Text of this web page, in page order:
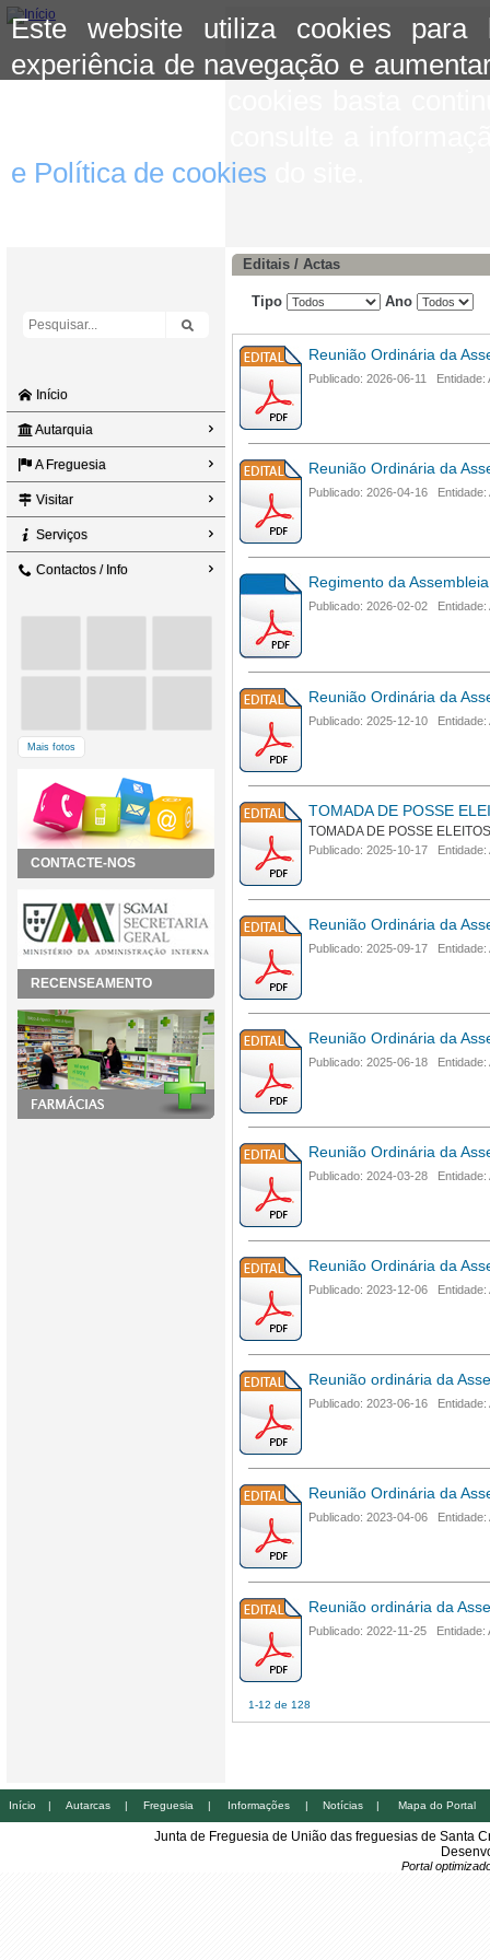
Este website utiliza cookies para
experiência de navegação e
e Política de cookies
Início
Autarquia
A Freguesia
Visitar
Serviços
Contactos / Info
Mais fotos
CONTACTE-NOS
RECENSEAMENTO
Editais / Actas
Tipo Ano
Reunião Ordinária da
Publicado: 2026-06-11 Entidade:
Reunião Ordinária da
Publicado: 2026-04-16 Entidade:
Regimento da
Publicado: 2026-02-02 Entidade:
Reunião Ordinária da
Publicado: 2025-12-10 Entidade:
TOMADA DE POSSE
TOMADA DE POSSE
Publicado: 2025-10-17 Entidade:
Reunião Ordinária da
Publicado: 2025-09-17 Entidade:
Reunião Ordinária da
Publicado: 2025-06-18 Entidade:
Reunião Ordinária da
Publicado: 2024-03-28 Entidade:
Reunião Ordinária da
Publicado: 2023-12-06 Entidade:
Reunião ordinária da
Publicado: 2023-06-16 Entidade:
Reunião Ordinária da
Publicado: 2023-04-06 Entidade:
Reunião ordinária da
Publicado: 2022-11-25 Entidade:
1-12 de 128
Início | Autarcas | Freguesia | Informações | Notícias | Mapa do Portal
Junta de Freguesia de União das freguesias de Santa
Portal